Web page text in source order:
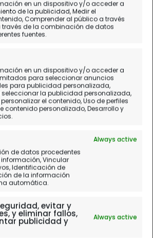
en un dispositivo y/o acceder a
de la publicidad, Medir el
Comprender al público a través
de la combinación de datos
fuentes.
en un dispositivo y/o acceder a
para seleccionar anuncios
para publicidad personalizada,
seleccionar la publicidad personalizada,
el contenido, Uso de perfiles
contenido personalizado, Desarrollo y
Always active
de datos procedentes
Vincular
Identificación de
de la información
automática.
evitar y
y eliminar fallos,
publicidad y Always active
del viaje África
Este